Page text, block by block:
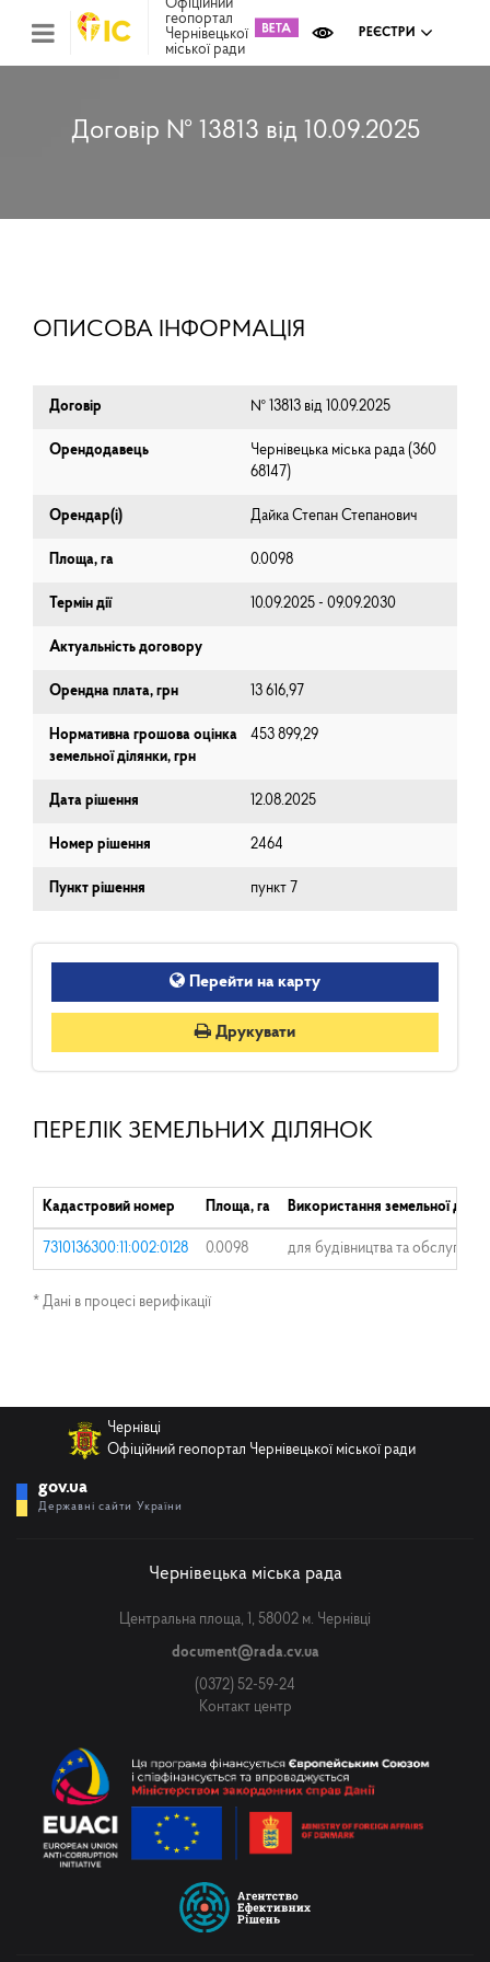
Офіційний
геопортал
Чернівецької
міської ради
РЕЄСТРИ
Договір № 13813 від 10.09.2025
ОПИСОВА ІНФОРМАЦІЯ
Договір № 13813 від 10.09.2025
Орендодавець
Чернівецька міська рада (⁨360
68147⁩)
Орендар(і) Дайка Степан Степанович
Площа, га 0.0098
Термін дії 10.09.2025 - 09.09.2030
Актуальність договору
Орендна плата, грн 13 616,97
Нормативна грошова оцінка
земельної ділянки, грн
453 899,29
Дата рішення 12.08.2025
Номер рішення 2464
Пункт рішення пункт 7
Перейти на карту
Друкувати
ПЕРЕЛІК ЗЕМЕЛЬНИХ ДІЛЯНОК
Кадастровий номер Площа, га Використання земельної
7310136300:11:002:0128 0.0098 для будівництва та
* Дані в процесі верифікації
Чернівці
Офіційний геопортал Чернівецької міської ради
gov.ua
Державні сайти України
Чернівецька міська рада
Центральна площа, 1, 58002 м. Чернівці
document@rada.cv.ua
(0372) 52-59-24
Контакт центр